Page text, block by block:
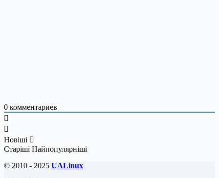
0 комментариев
Новіші
Старіші Найпопулярніші
© 2010 - 2025 UALinux